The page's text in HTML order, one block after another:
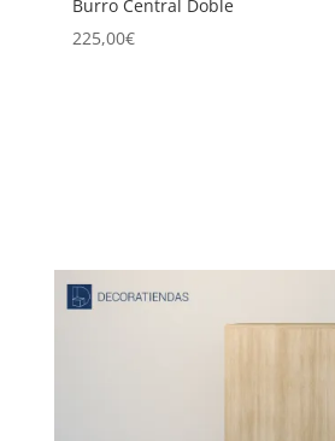
Burro Central Doble
225,00€